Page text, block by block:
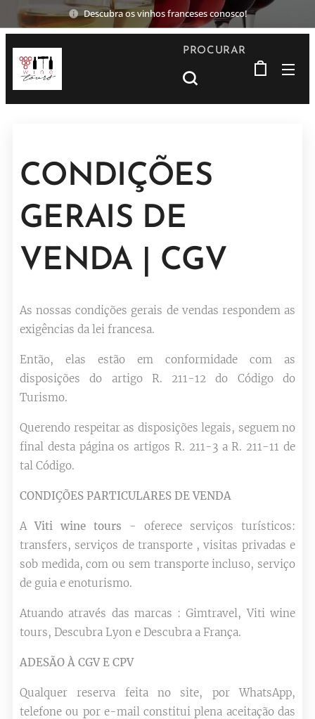
Descubra os vinhos franceses conosco!
PROCURAR
CONDIÇÕES
GERAIS DE
VENDA | CGV
As nossas condições gerais de vendas respondem as
exigências da lei francesa.
Então, elas estão em conformidade com as
disposições do artigo R. 211-12 do Código do
Turismo.
Querendo respeitar as disposições legais, seguem no
final desta página os artigos R. 211-3 a R. 211-11 de
tal Código.
CONDIÇÕES PARTICULARES DE VENDA
AViti wine tours - oferece serviços turísticos:
transfers, serviços de transporte , visitas privadas e
sob medida, com ou sem transporte incluso, serviço
de guia e enoturismo.
Atuando através das marcas : Gimtravel, Viti wine
tours, Descubra Lyon e Descubra a França.
ADESÃO À CGV E CPV
Qualquer reserva feita no site, por WhatsApp,
telefone ou por e-mail constitui plena aceitação das